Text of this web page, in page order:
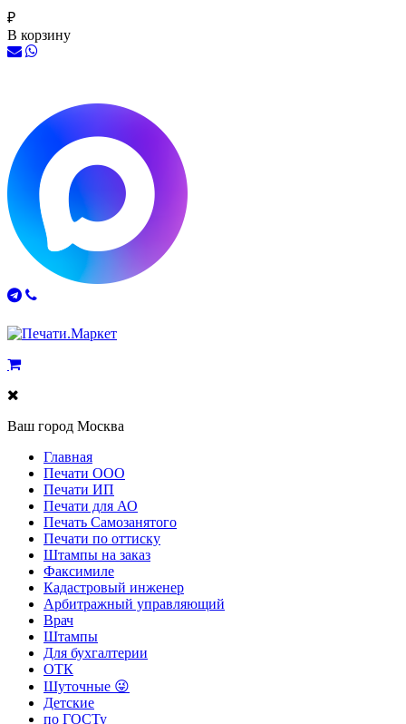
₽
В корзину
Ваш город Москва
Главная
Печати ООО
Печати ИП
Печати для АО
Печать Самозанятого
Печати по оттиску
Штампы на заказ
Факсимиле
Кадастровый инженер
Арбитражный управляющий
Врач
Штампы
Для бухгалтерии
ОТК
Шуточные 😜
Детские
по ГОСТу